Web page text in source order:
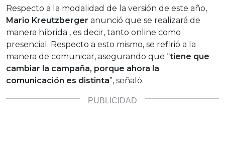
Respecto a la modalidad de la versión de este año,
Mario Kreutzberger anunció que se realizará de
manera híbrida , es decir, tanto online como
presencial. Respecto a esto mismo, se refirió a la
manera de comunicar, asegurando que “tiene que
cambiar la campaña, porque ahora la
comunicación es distinta”, señaló.